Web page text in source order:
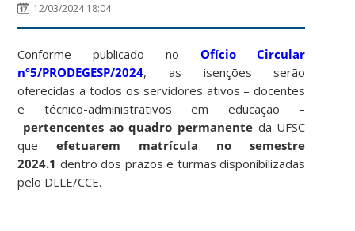
12/03/2024 18:04
Conforme publicado no Ofício Circular
nº5/PRODEGESP/2024, as isenções serão
oferecidas a todos os servidores ativos – docentes
e técnico-administrativos em educação –
pertencentes ao quadro permanente da UFSC
queefetuarem matrícula no semestre
2024.1 dentro dos prazos e turmas disponibilizadas
pelo DLLE/CCE.